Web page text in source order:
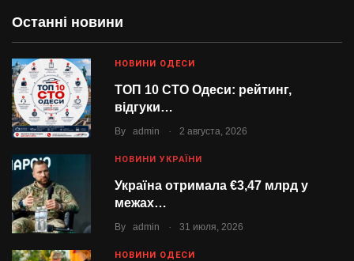
Останні новини
НОВИНИ ОДЕСИ
ТОП 10 СТО Одеси: рейтинг,
відгуки…
By admin . 2 августа, 2026
НОВИНИ УКРАЇНИ
Україна отримала €3,47 млрд у
межах…
By admin . 31 июля, 2026
НОВИНИ ОДЕСИ